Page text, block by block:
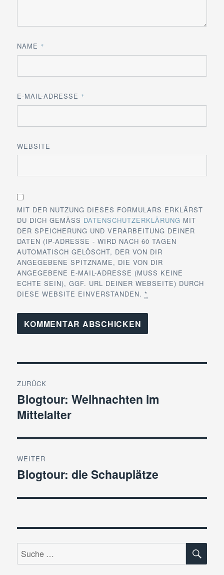
NAME *
E-MAIL-ADRESSE *
WEBSITE
MIT DER NUTZUNG DIESES FORMULARS ERKLÄRST
DU DICH GEMÄSS DATENSCHUTZERKLÄRUNG MIT
DER SPEICHERUNG UND VERARBEITUNG DEINER
DATEN (IP-ADRESSE - WIRD NACH 60 TAGEN
AUTOMATISCH GELÖSCHT, DER VON DIR
ANGEGEBENE SPITZNAME, DIE VON DIR
ANGEGEBENE E-MAIL-ADRESSE (MUSS KEINE
ECHTE SEIN), GGF. URL DEINER WEBSEITE) DURCH
DIESE WEBSITE EINVERSTANDEN.*
ZURÜCK
Vorheriger
Beitrag:
Blogtour: Weihnachten im
Mittelalter
WEITER
Nächster
Blogtour: die Schauplätze
Suche
nach: